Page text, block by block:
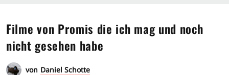
Filme von Promis die ich mag und noch
nicht gesehen habe
von Daniel Schotte